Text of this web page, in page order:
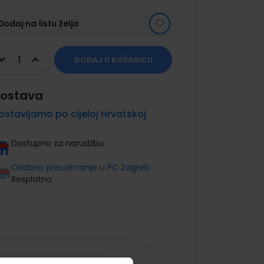
na listu želja
DODAJ U KOŠARICU
po cijeloj Hrvatskoj
Dostupno za narudžbu
Osobno preuzimanje u PC Zagreb
Besplatno